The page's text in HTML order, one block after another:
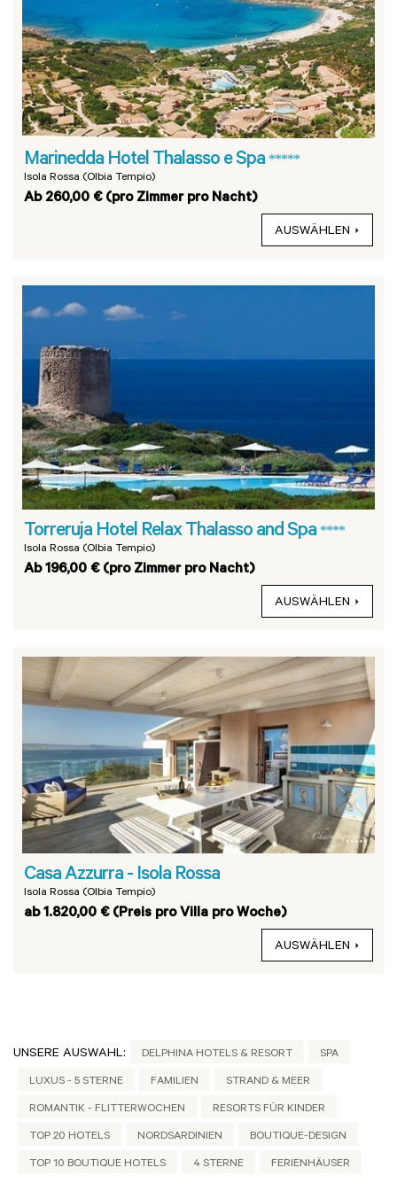
Marinedda Hotel Thalasso e Spa *****
Isola Rossa (Olbia Tempio)
Ab 260,00 € (pro Zimmer pro Nacht)
AUSWÄHLEN
Torreruja Hotel Relax Thalasso and Spa ****
Isola Rossa (Olbia Tempio)
Ab 196,00 € (pro Zimmer pro Nacht)
AUSWÄHLEN
Casa Azzurra - Isola Rossa
Isola Rossa (Olbia Tempio)
ab 1.820,00 € (Preis pro Villa pro Woche)
AUSWÄHLEN
UNSERE AUSWAHL: DELPHINA HOTELS & RESORT SPA
LUXUS - 5 STERNE FAMILIEN STRAND & MEER
ROMANTIK - FLITTERWOCHEN RESORTS FÜR KINDER
TOP 20 HOTELS NORDSARDINIEN BOUTIQUE-DESIGN
TOP 10 BOUTIQUE HOTELS 4 STERNE FERIENHÄUSER